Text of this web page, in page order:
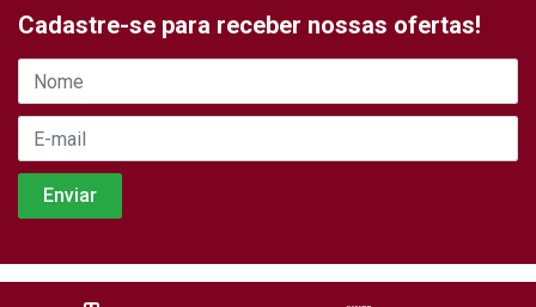
Cadastre-se para receber nossas ofertas!